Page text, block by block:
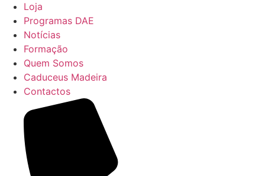
Loja
Programas DAE
Notícias
Formação
Quem Somos
Caduceus Madeira
Contactos